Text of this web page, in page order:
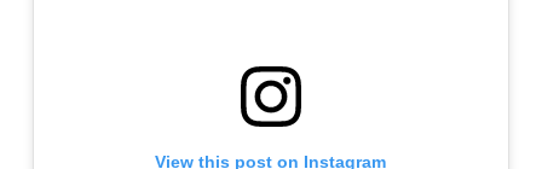
View this post on Instagram